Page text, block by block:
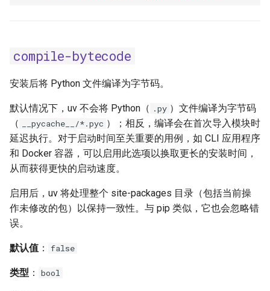
find-links
fork-strategy
generate-hashes
group
index-strategy
index-url
keyring-provider
compile-bytecode
安装后将 Python 文件编译为字节码。
默认情况下，uv 不会将 Python（ .py ）文件编译为字节码
（
__pycache__/*.pyc ）；相反，编译会在首次导入模块时
延迟执行。对于启动时间至关重要的用例，如 CLI 应用程序
和 Docker 容器，可以启用此选项以换取更长的安装时间，
从而获得更快的启动速度。
启用后，uv 将处理整个 site-packages 目录（包括当前操
作未修改的包）以保持一致性。与 pip 类似，它也会忽略错
误。
默认值 ： false
类型 ： bool